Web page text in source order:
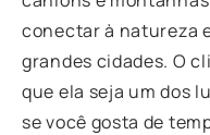
conectar à natureza
grandes cidades. O
que ela seja um dos
se você gosta de